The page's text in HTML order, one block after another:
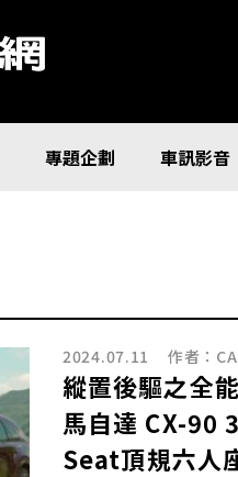
專題企劃 車訊影音
2024.07.11 作者：
縱置後驅之全
馬自達 CX-
Seat頂規六人